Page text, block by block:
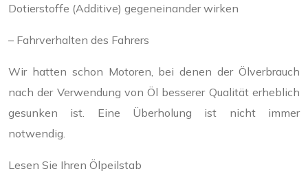
Dotierstoffe (Additive) gegeneinander wirken
– Fahrverhalten des Fahrers
Wir hatten schon Motoren, bei denen der Ölverbrauch
nach der Verwendung von Öl besserer Qualität erheblich
gesunken ist. Eine Überholung ist nicht immer
notwendig.
Lesen Sie Ihren Ölpeilstab